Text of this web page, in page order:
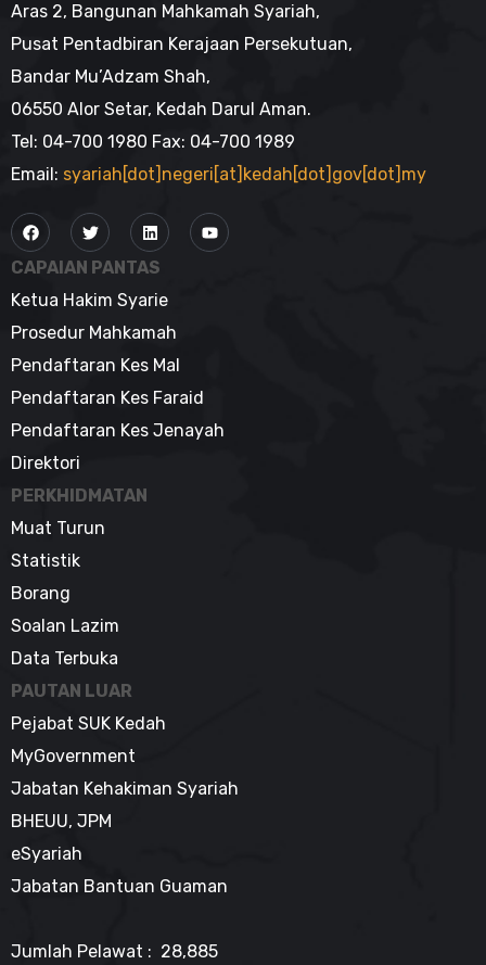
Aras 2, Bangunan Mahkamah Syariah,
Pusat Pentadbiran Kerajaan Persekutuan,
Bandar Mu’Adzam Shah,
06550 Alor Setar, Kedah Darul Aman.
Tel: 04-700 1980 Fax: 04-700 1989
Email: syariah[dot]negeri[at]kedah[dot]gov[dot]my
CAPAIAN PANTAS
Ketua Hakim Syarie
Prosedur Mahkamah
Pendaftaran Kes Mal
Pendaftaran Kes Faraid
Pendaftaran Kes Jenayah
Direktori
PERKHIDMATAN
Muat Turun
Statistik
Borang
Soalan Lazim
Data Terbuka
PAUTAN LUAR
Pejabat SUK Kedah
MyGovernment
Jabatan Kehakiman Syariah
BHEUU, JPM
eSyariah
Jabatan Bantuan Guaman
Jumlah Pelawat : 28,885